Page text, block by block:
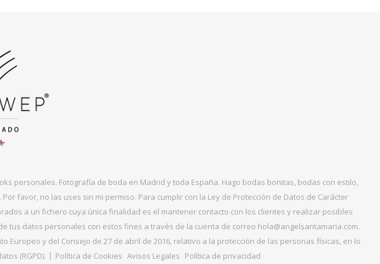
personales. Fotografía de boda en Madrid y toda España. Hago bodas bonitas, bodas con estilo,
favor, no las uses sin mi permiso. Para cumplir con la Ley de Protección de Datos de Carácter
a un fichero cuya única finalidad es el mantener contacto con los clientes y realizar posibles
tus datos personales con estos fines a través de la cuenta de correo hola@angelsantamaria.com.
Europeo y del Consejo de 27 de abril de 2016, relativo a la protección de las personas físicas, en lo
(RGPD).
Política de Cookies Avisos Legales Política de privacidad